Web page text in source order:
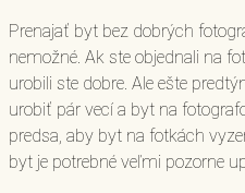
Prenajať byt bez dobrých
nemožné. Ak ste objednali na
urobili ste dobre. Ale ešte
urobiť pár vecí a byt na
predsa, aby byt na fotkách
byt je potrebné veľmi pozorne